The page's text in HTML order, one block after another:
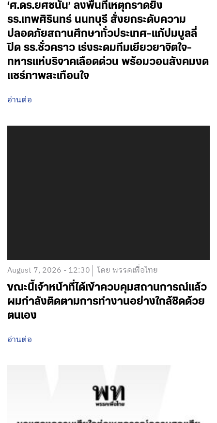
‘ศ.ดร.ยศชนัน’ ลงพื้นที่เหตุกราดยิง
รร.เทพศิรินทร์ นนทบุรี สั่งยกระดับความ
ปลอดภัยสถานศึกษาทั่วประเทศ-แก้ปมบูลลี่
ปิด รร.ชั่วคราว เร่งระดมทีมเยียวยาจิตใจ-
ทหารแห่บริจาคเลือดด่วน พร้อมวอนสังคมงด
แชร์ภาพสะเทือนใจ
อ่านต่อ
August 7, 2026 - 12:30 โดย พรรคเพื่อไทย
ขณะนี้เจ้าหน้าที่ได้เข้าควบคุมสถานการณ์แล้ว
ผมกำลังติดตามการทำงานอย่างใกล้ชิดด้วย
ตนเอง
อ่านต่อ